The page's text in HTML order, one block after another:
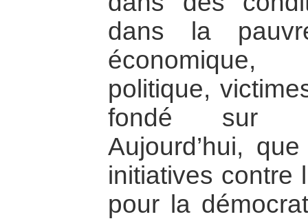
dans la
politique,
fondé sur la
Aujourd’hui,
initiatives contre
pour la